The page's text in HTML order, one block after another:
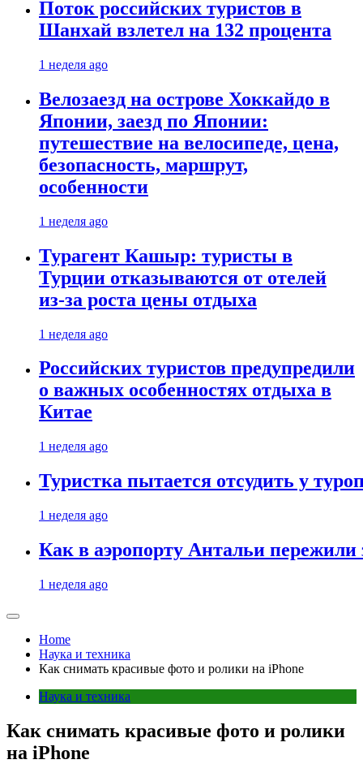
Поток российских туристов в
Шанхай взлетел на 132 процента
1 неделя ago
Велозаезд на острове Хоккайдо в
Японии, заезд по Японии:
путешествие на велосипеде, цена,
безопасность, маршрут,
особенности
1 неделя ago
Турагент Кашыр: туристы в
Турции отказываются от отелей
из-за роста цены отдыха
1 неделя ago
Российских туристов предупредили
о важных особенностях отдыха в
Китае
1 неделя ago
Туристка пытается отсудить у
1 неделя ago
Как в аэропорту Антальи
1 неделя ago
Home
Наука и техника
Как снимать красивые фото и ролики на iPhone
Наука и техника
Как снимать красивые фото и ролики
на iPhone